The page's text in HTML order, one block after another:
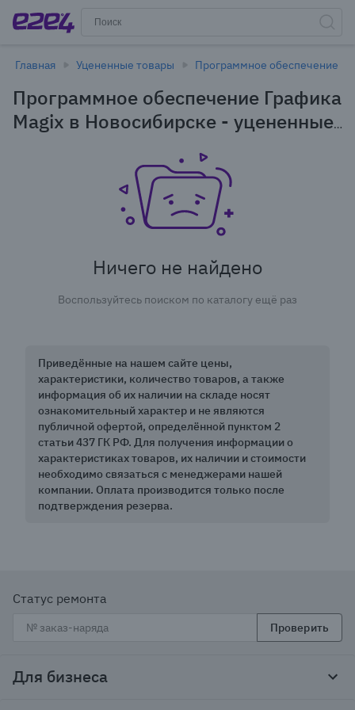
Главная Уцененные товары Программное обеспечение
Программное обеспечение Графика
Magix в Новосибирске - уцененные
Ничего не найдено
Воспользуйтесь поиском по каталогу ещё раз
Приведённые на нашем сайте цены,
характеристики, количество товаров, а также
информация об их наличии на складе носят
ознакомительный характер и не являются
публичной офертой, определённой пунктом 2
статьи 437 ГК РФ. Для получения информации о
характеристиках товаров, их наличии и стоимости
необходимо связаться с менеджерами нашей
компании. Оплата производится только после
подтверждения резерва.
Статус ремонта
Проверить
Для бизнеса